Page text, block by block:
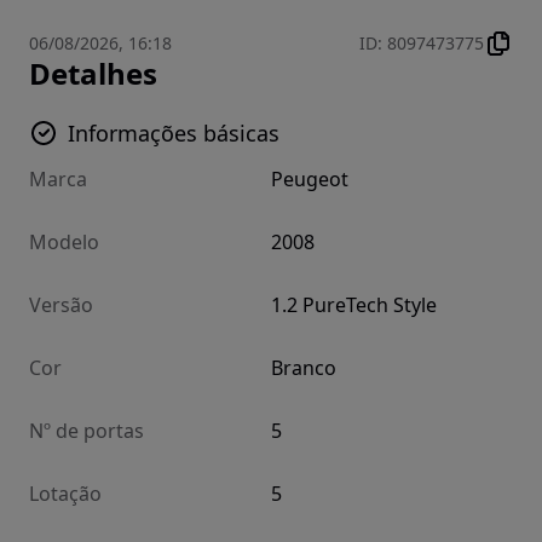
06/08/2026, 16:18 ID: 8097473775
Detalhes
Informações básicas
Marca Peugeot
Modelo 2008
Versão 1.2 PureTech Style
Cor Branco
Nº de portas 5
Lotação 5